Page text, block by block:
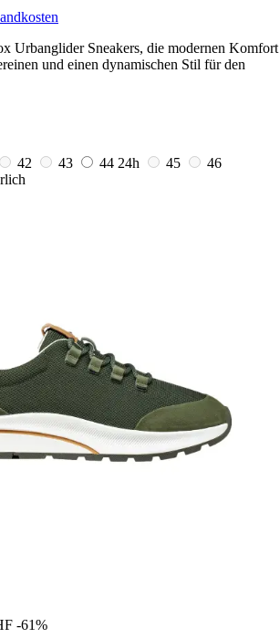
Urbanglider Sneakers, die modernen Komfort
und einen dynamischen Stil für den
42 43 44 24h 45
46
-61%